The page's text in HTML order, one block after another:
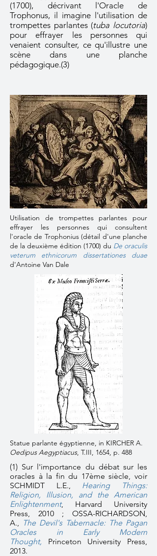
(1700), décrivant l'Oracle de
Trophonus, il imagine l'utilisation de
trompettes parlantes (tuba locutoria)
pour effrayer les personnes qui
venaient consulter, ce qu'illustre une
scène dans une planche
pédagogique.(3)
Utilisation de trompettes parlantes pour
effrayer les personnes qui consultent
l'oracle de Trophonius (détail d'une planche
de la deuxième édition (1700) du De oraculis
veterum ethnicorum dissertationes duae
d'Antoine Van Dale
Statue parlante égyptienne, in KIRCHER A.
Oedipus Aegyptiacus, T.III, 1654, p. 488
(1) Sur l'importance du débat sur les
oracles à la fin du 17ème siècle, voir
SCHMIDT L.E., Hearing Things:
Religion, Illusion, and the American
Enlightenment, Harvard University
Press, 2010 ; OSSA-RICHARDSON,
A., The Devil's Tabernacle: The Pagan
Oracles in Early Modern
Thought, Princeton University Press,
2013.